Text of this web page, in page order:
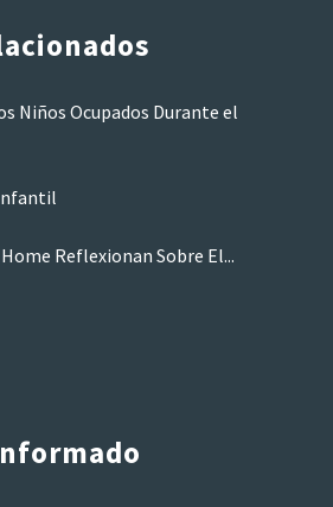
Niños Ocupados Durante el
Reflexionan Sobre El...